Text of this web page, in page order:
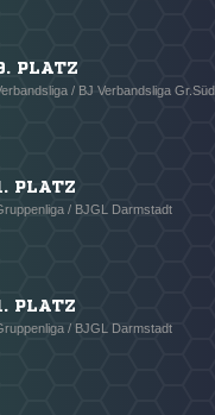
PLATZ
/ BJ Verbandsliga Gr.Süd
PLATZ
/ BJGL Darmstadt
PLATZ
/ BJGL Darmstadt